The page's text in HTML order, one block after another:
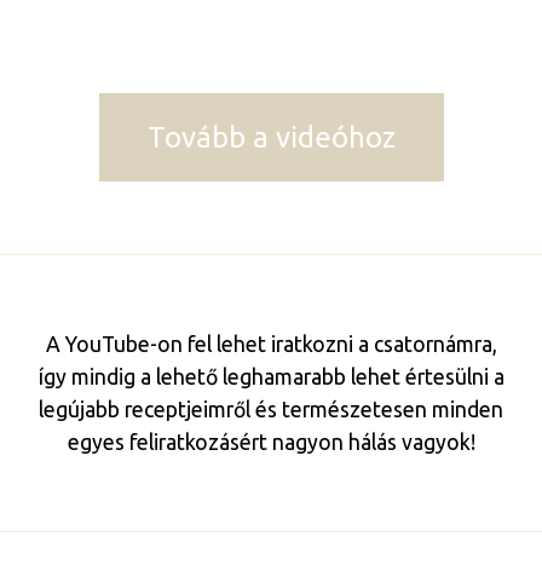
Tovább a videóhoz
A YouTube-on fel lehet iratkozni a csatornámra,
így mindig a lehető leghamarabb lehet értesülni a
legújabb receptjeimről és természetesen minden
egyes feliratkozásért nagyon hálás vagyok!